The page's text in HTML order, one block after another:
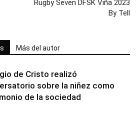
Rugby Seven DFSK Viña 2023
By Tell
Más del autor
de Cristo realizó
sobre la niñez como
de la sociedad